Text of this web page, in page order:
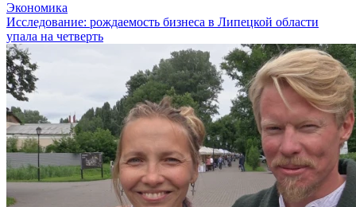
Экономика
Исследование: рождаемость бизнеса в Липецкой области
упала на четверть